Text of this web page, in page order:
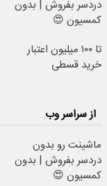
دردسر بفروش | بدون
کمسیون 😍
تا ۱۰۰ میلیون اعتبار
خرید قسطی
از سراسر وب
ماشینت رو بدون
دردسر بفروش | بدون
کمسیون 😍